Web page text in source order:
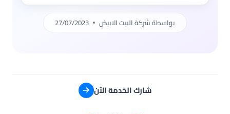
بواسطةشركة البيت الابيض 27/07/2023
شارك الخدمة الآن